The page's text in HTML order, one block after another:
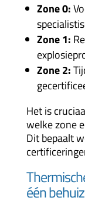
Zone 0:
Zone 1:
Zone 2:
Het is
welke zone
Dit bepaalt
één